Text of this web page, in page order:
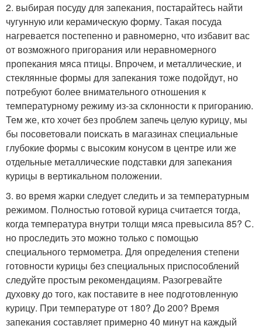
2. выбирая посуду для запекания, постарайтесь найти
чугунную или керамическую форму. Такая посуда
нагревается постепенно и равномерно, что избавит вас
от возможного пригорания или неравномерного
пропекания мяса птицы. Впрочем, и металлические, и
стеклянные формы для запекания тоже подойдут, но
потребуют более внимательного отношения к
температурному режиму из-за склонности к пригоранию.
Тем же, кто хочет без проблем запечь целую курицу, мы
бы посоветовали поискать в магазинах специальные
глубокие формы с высоким конусом в центре или же
отдельные металлические подставки для запекания
курицы в вертикальном положении.
3. во время жарки следует следить и за температурным
режимом. Полностью готовой курица считается тогда,
когда температура внутри толщи мяса превысила 85? С.
но проследить это можно только с помощью
специального термометра. Для определения степени
готовности курицы без специальных приспособлений
следуйте простым рекомендациям. Разогревайте
духовку до того, как поставите в нее подготовленную
курицу. При температуре от 180? До 200? Время
запекания составляет примерно 40 минут на каждый